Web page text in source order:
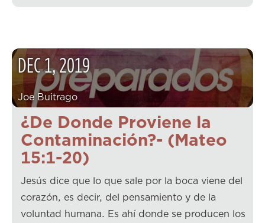
¿De Donde Proviene la
Contaminación?- (Mateo
15:1-20)
DEC1,2019
Joe Buitrago
Jesús dice que lo que sale por la boca viene del
corazón, es decir, del pensamiento y de la
voluntad humana. Es ahí donde se producen los